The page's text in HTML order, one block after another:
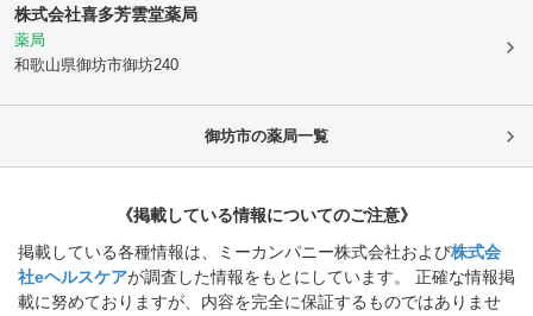
株式会社喜多芳雲堂薬局
薬局
和歌山県御坊市御坊240
御坊市の薬局一覧
《掲載している情報についてのご注意》
掲載している各種情報は、ミーカンパニー株式会社および株式会
社eヘルスケアが調査した情報をもとにしています。 正確な情報掲
載に努めておりますが、内容を完全に保証するものではありませ